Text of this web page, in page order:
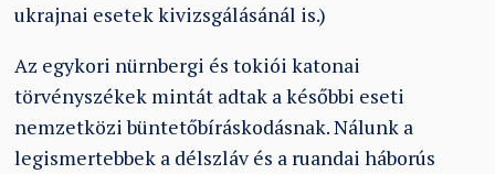
ukrajnai esetek kivizsgálásánál is.)
Az egykori nürnbergi és tokiói katonai
törvényszékek mintát adtak a későbbi eseti
nemzetközi büntetőbíráskodásnak. Nálunk a
legismertebbek a délszláv és a ruandai háborús